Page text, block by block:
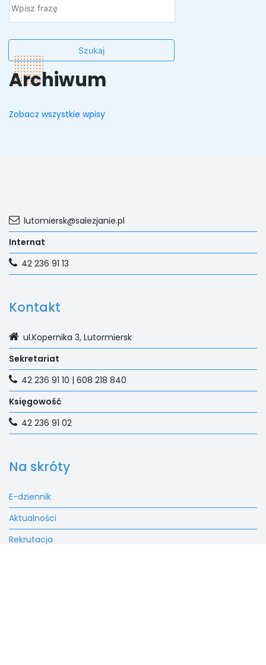
Archiwum
Zobacz wszystkie wpisy
Na skróty
E-dziennik
Aktualności
Rekrutacja
Kontakt
ul.Kopernika 3, Lutormiersk
Sekretariat
42 236 91 10 | 608 218 840
Księgowość
42 236 91 02
lutomiersk@salezjanie.pl
Internat
42 236 91 13